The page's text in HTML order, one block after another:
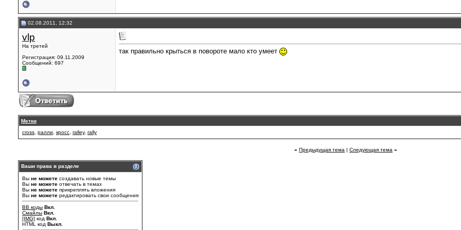
02.08.2011, 12:32
vlp
На третей
Регистрация: 09.11.2009
Сообщений: 697
так правильно крыться в повороте мало кто умеет
Метки
cross ралли кросс ralley, rally
« Предыдущая тема | Следующая тема »
Ваши права в разделе
Вы не можете создавать новые темы
Вы не можете отвечать в темах
Вы не можете прикреплять вложения
Вы не можете редактировать свои сообщения
BB коды Вкл.
Смайлы Вкл.
[IMG] код Вкл.
HTML код Выкл.